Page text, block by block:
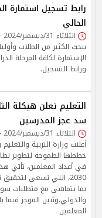
رابط تسجيل استمارة
الحالي
الثلاثاء 31/ديسمبر/2024 - 07:33 م
يبحث الكثير من الطلاب
الإستمارة لكافة المرحلة
ورابط التسجيل.
التعليم تعلن هيكلة
سد عجز المدرسين
الثلاثاء 31/ديسمبر/2024 - 04:56 م
أعلنت وزارة التربية
خططها الطموحة لتطوير
في أعداد المعلمين، تأتي
2030، التي تسعى
بما يتماشى مع متطلبات
والدولي،وتبين الموجز
المعلمين